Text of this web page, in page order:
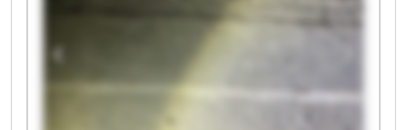
Vertriebs GmbH LüneHanse Vertriebs GmbH
LüneHanse Vertriebs GmbH LüneHanse
Vertriebs GmbH LüneHanse Vertriebs GmbH
LüneHanse Vertriebs GmbH LüneHanse